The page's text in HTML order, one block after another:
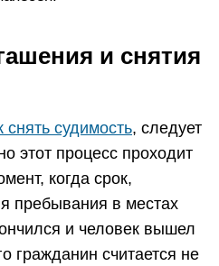
и снятия
снять судимость, следует
этот процесс проходит
когда срок,
пребывания в местах
и человек вышел
гражданин считается не